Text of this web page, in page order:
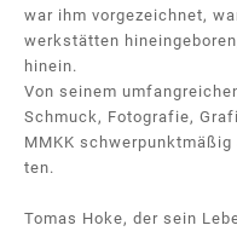
war ihm vor­ge­zeich­net,
werk­stät­ten
hin­ein.
Von sei­nem
Schmuck, Fo­to­gra­fie,
MMKK
ten.
To­mas Ho­ke, der sein